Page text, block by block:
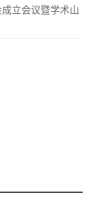
立会议暨学术山